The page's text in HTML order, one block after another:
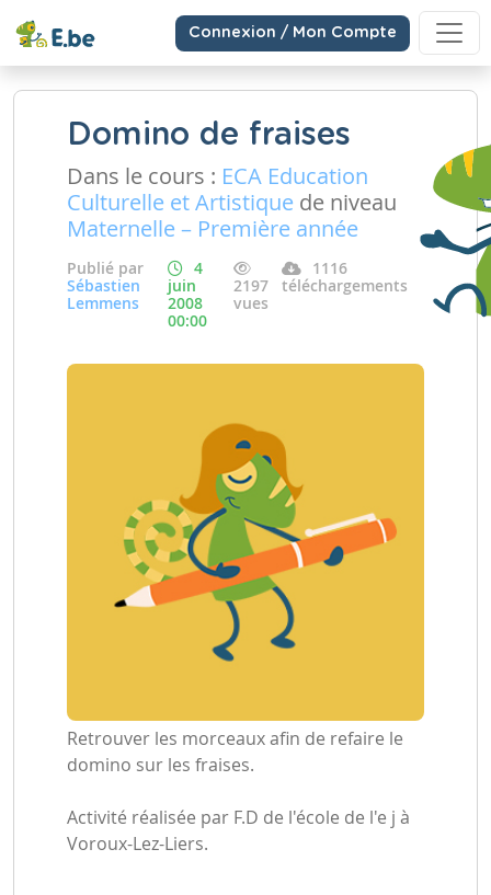
Connexion / Mon Compte
Domino de fraises
Dans le cours : ECA Education
Culturelle et Artistique de niveau
Maternelle – Première année
Publié par
Sébastien
Lemmens
4
juin
2008
00:00
2197
vues
1116
téléchargements
Retrouver les morceaux afin de refaire le
domino sur les fraises.
Activité réalisée par F.D de l'école de l'e j à
Voroux-Lez-Liers.